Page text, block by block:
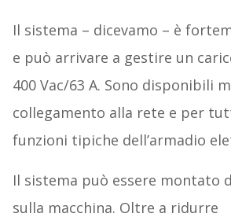
Il sistema – dicevamo – è
e può arrivare a gestire un
400 Vac/63 A. Sono disponibili
collegamento alla rete e per
funzioni tipiche dell’armadio
Il sistema può essere montato
sulla macchina. Oltre a ridurre